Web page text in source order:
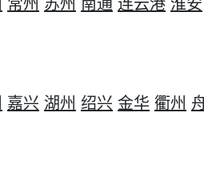
常州 苏州 南通 连云港 淮安
嘉兴 湖州 绍兴 金华 衢州